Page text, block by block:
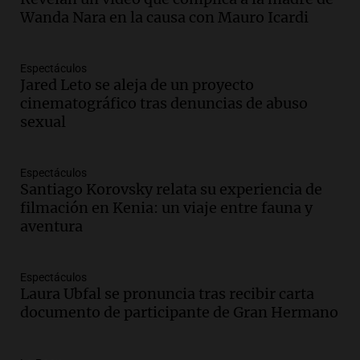
Episodios
distraídos: ¿Qué pasa con un niño
cuando el padre mira mucho el teléfono?
Educar entre todos
Episodios
edificios icónicos
Panorama Federal
Episodios
Audio.
controvertidos
Panorama Federal
Episodios
Wanda Nara en la causa con Mauro Icardi
Espectáculos
Jared Leto se aleja de un proyecto
cinematográfico tras denuncias de abuso
sexual
Espectáculos
Santiago Korovsky relata su experiencia de
filmación en Kenia: un viaje entre fauna y
aventura
Espectáculos
Laura Ubfal se pronuncia tras recibir carta
documento de participante de Gran Hermano